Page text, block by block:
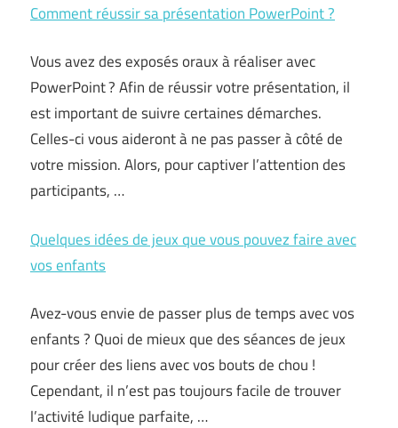
Comment réussir sa présentation PowerPoint ?
Vous avez des exposés oraux à réaliser avec
PowerPoint ? Afin de réussir votre présentation, il
est important de suivre certaines démarches.
Celles-ci vous aideront à ne pas passer à côté de
votre mission. Alors, pour captiver l’attention des
participants, …
Quelques idées de jeux que vous pouvez faire avec
vos enfants
Avez-vous envie de passer plus de temps avec vos
enfants ? Quoi de mieux que des séances de jeux
pour créer des liens avec vos bouts de chou !
Cependant, il n’est pas toujours facile de trouver
l’activité ludique parfaite, …